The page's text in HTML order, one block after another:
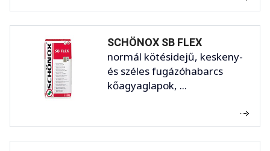
SCHÖNOX SB FLEX
normál kötésidejű, keskeny-
és széles fugázóhabarcs
kőagyaglapok, ...